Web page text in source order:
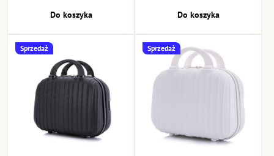
Do koszyka Do koszyka
Sprzedaż Sprzedaż